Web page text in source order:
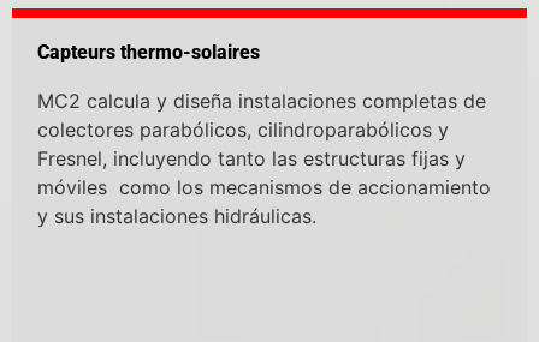
Capteurs thermo-solaires
MC2 calcula y diseña instalaciones completas de
colectores parabólicos, cilindroparabólicos y
Fresnel, incluyendo tanto las estructuras fijas y
móviles como los mecanismos de accionamiento
y sus instalaciones hidráulicas.